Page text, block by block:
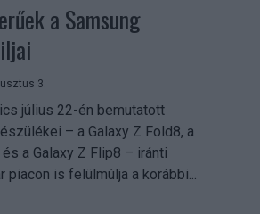
a Samsung
3.
július 22-én bemutatott
– a Galaxy Z Fold8, a
a Galaxy Z Flip8 – iránti
piacon is felülmúlja a korábbi...